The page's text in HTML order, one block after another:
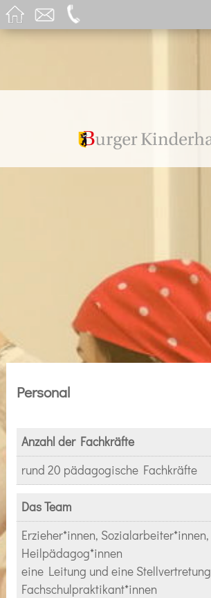
Personal
Anzahl der Fachkräfte
rund 20 pädagogische Fachkräfte
Das Team
Erzieher*innen, Sozialarbeiter*innen,
Heilpädagog*innen
eine Leitung und eine Stellvertretung
Fachschulpraktikant*innen